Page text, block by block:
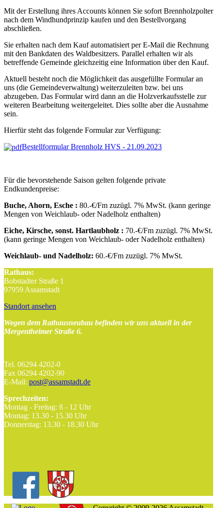
Mit der Erstellung ihres Accounts können Sie sofort Brennholzpolter
nach dem Windhundprinzip kaufen und den Bestellvorgang
abschließen.
Sie erhalten nach dem Kauf automatisiert per E-Mail die Rechnung
mit den Bankdaten des Waldbesitzers. Parallel erhalten wir als
betreffende Gemeinde gleichzeitig eine Information über den Kauf.
Aktuell besteht noch die Möglichkeit das ausgefüllte Formular an
uns (die Gemeindeverwaltung) weiterzuleiten bzw. bei uns
abzugeben. Das Formular wird dann an die Holzverkaufsstelle zur
weiteren Bearbeitung weitergeleitet. Dies sollte aber die Ausnahme
sein.
Hierfür steht das folgende Formular zur Verfügung:
Bestellformular Brennholz HVS - 21.09.2023
Für die bevorstehende Saison gelten folgende private
Endkundenpreise:
Buche, Ahorn, Esche : 80.-€/Fm zuzügl. 7% MwSt. (kann geringe
Mengen von Weichlaub- oder Nadelholz enthalten)
Eiche, Kirsche, sonst. Hartlaubholz : 70.-€/Fm zuzügl. 7% MwSt.
(kann geringe Mengen von Weichlaub- oder Nadelholz enthalten)
Weichlaub- und Nadelholz: 60.-€/Fm zuzügl. 7% MwSt.
Rathaus:
Bobstadter Straße 1
97959 Assamstadt
Standort ansehen
Wegen dem Rathausneubau befinden wir uns aktuell in der
Mergentheimer Straße 6.
Tel. 06294 4202-0
Fax 06294 4202-90
E-Mail: post@assamstadt.de
Sprechzeiten:
Montag - Freitag: 8 - 12 Uhr
Montag: 13.30 - 15.30 Uhr
Donnerstag: 13.30 - 18.30 Uhr